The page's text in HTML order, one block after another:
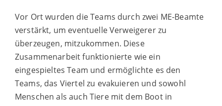
Vor Ort wurden die Teams durch zwei ME-Beamte
verstärkt, um eventuelle Verweigerer zu
überzeugen, mitzukommen. Diese
Zusammenarbeit funktionierte wie ein
eingespieltes Team und ermöglichte es den
Teams, das Viertel zu evakuieren und sowohl
Menschen als auch Tiere mit dem Boot in